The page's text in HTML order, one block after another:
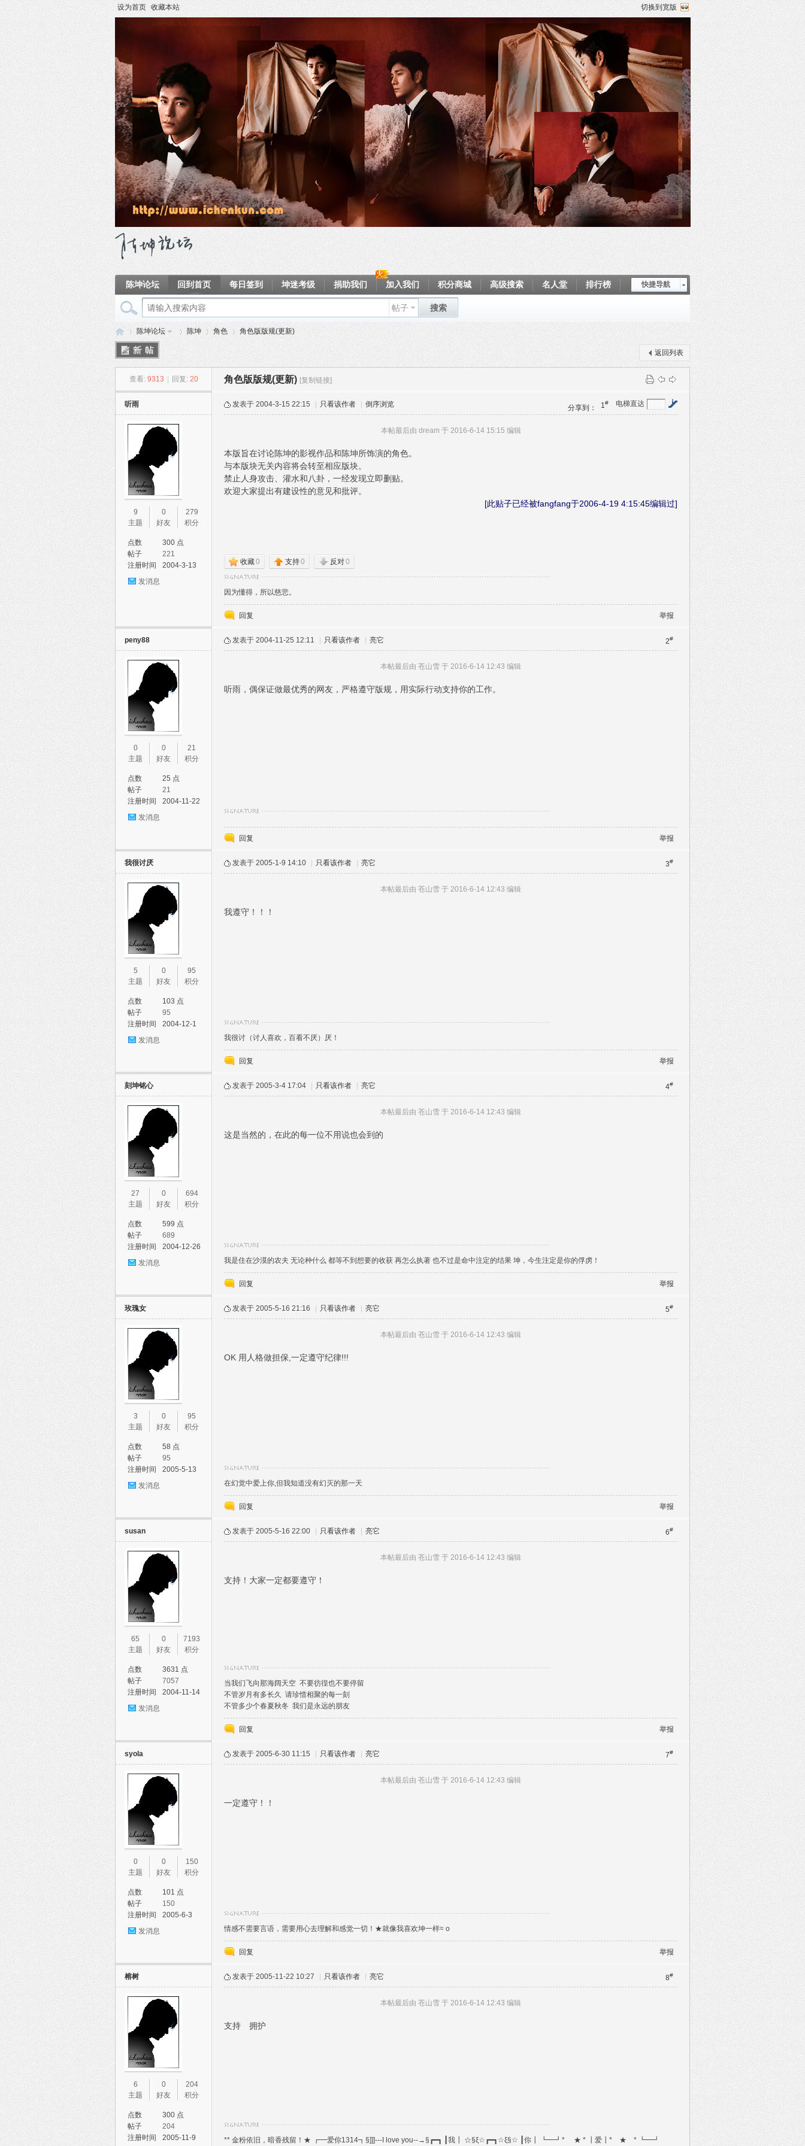
设为首页 收藏本站 切换到宽版
快捷导航
陈坤论坛 回到首页 每日签到 坤迷考级 捐助我们 加入我们 积分商城 高级搜索 名人堂
排行榜
帖子 搜索
陈坤论坛
›
陈坤 角色
›
角色版版规(更新)
返回列表
查看: 9313 回复: 20 角色版版规(更新) [复制链接]
听雨
9
主题
0
好友
279
积分
点数
300 点
帖子
221
注册时间
2004-3-13
发消息
电梯直达
1#
发表于 2004-3-15 22:15 只看该作者 倒序浏览 分享到：
本帖最后由 dream 于 2016-6-14 15:15 编辑
本版旨在讨论陈坤的影视作品和陈坤所饰演的角色。
与本版块无关内容将会转至相应版块。
禁止人身攻击、灌水和八卦，一经发现立即删贴。
欢迎大家提出有建设性的意见和批评。
[此贴子已经被fangfang于2006-4-19 4:15:45编辑过]
收藏0 支持0 反对0
因为懂得，所以慈悲。
回复 举报
peny88
0
主题
0
好友
21
积分
点数
25 点
帖子
21
注册时间
2004-11-22
发消息
2#
发表于 2004-11-25 12:11 只看该作者 亮它
本帖最后由 苍山雪 于 2016-6-14 12:43 编辑
听雨，偶保证做最优秀的网友，严格遵守版规，用实际行动支持你的工作。
回复 举报
我很讨厌
5
主题
0
好友
95
积分
点数
103 点
帖子
95
注册时间
2004-12-1
发消息
3#
发表于 2005-1-9 14:10 只看该作者 亮它
本帖最后由 苍山雪 于 2016-6-14 12:43 编辑
我遵守！！！
我很讨（讨人喜欢，百看不厌）厌！
回复 举报
刻坤铭心
27
主题
0
好友
694
积分
点数
599 点
帖子
689
注册时间
2004-12-26
发消息
4#
发表于 2005-3-4 17:04 只看该作者 亮它
本帖最后由 苍山雪 于 2016-6-14 12:43 编辑
这是当然的，在此的每一位不用说也会到的
我是住在沙漠的农夫 无论种什么 都等不到想要的收获 再怎么执著 也不过是命中注定的结果 坤，今生注定是你的俘虏！
回复 举报
玫瑰女
3
主题
0
好友
95
积分
点数
58 点
帖子
95
注册时间
2005-5-13
发消息
5#
发表于 2005-5-16 21:16 只看该作者 亮它
本帖最后由 苍山雪 于 2016-6-14 12:43 编辑
OK 用人格做担保,一定遵守纪律!!!
在幻觉中爱上你,但我知道没有幻灭的那一天
回复 举报
susan
65
主题
0
好友
7193
积分
点数
3631 点
帖子
7057
注册时间
2004-11-14
发消息
6#
发表于 2005-5-16 22:00 只看该作者 亮它
本帖最后由 苍山雪 于 2016-6-14 12:43 编辑
支持！大家一定都要遵守！
当我们飞向那海阔天空 不要彷徨也不要停留
不管岁月有多长久 请珍惜相聚的每一刻
不管多少个春夏秋冬 我们是永远的朋友
回复 举报
syola
0
主题
0
好友
150
积分
点数
101 点
帖子
150
注册时间
2005-6-3
发消息
7#
发表于 2005-6-30 11:15 只看该作者 亮它
本帖最后由 苍山雪 于 2016-6-14 12:43 编辑
一定遵守！！
情感不需要言语，需要用心去理解和感觉一切！★就像我喜欢坤一样≈ o
回复 举报
榕树
6
主题
0
好友
204
积分
点数
300 点
帖子
204
注册时间
2005-11-9
8#
发表于 2005-11-22 10:27 只看该作者 亮它
本帖最后由 苍山雪 于 2016-6-14 12:43 编辑
支持 拥护
** 金粉依旧，暗香残留！★ ┏━爱你1314┓§]]]---I love you--→§┏━┓ ┃我┃ ☆§ξ☆┏━┓☆ξ§☆ ┃你┃ ┗━┛* ★ * ┃爱┃* ★ * ┗━┛